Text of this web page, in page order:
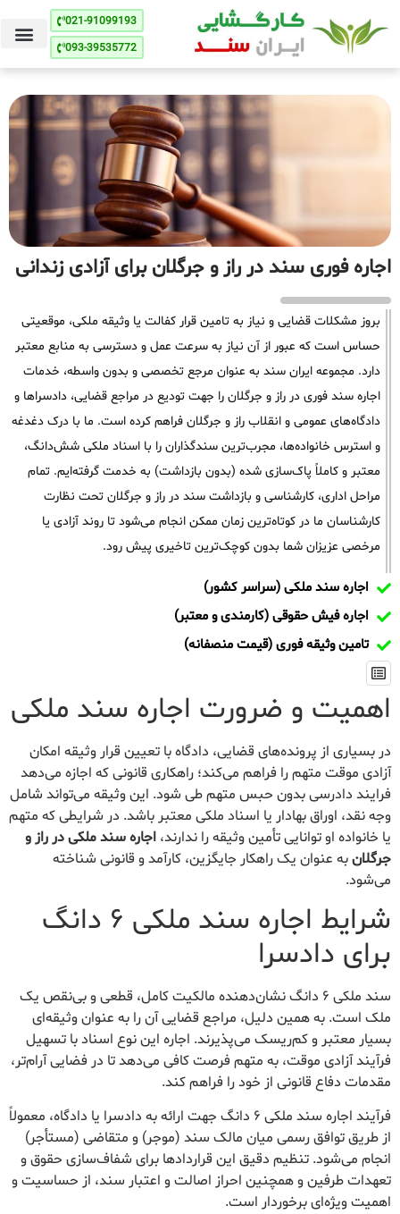
021-91099193
093-39535772
اجاره فوری سند در راز و جرگلان برای آزادی زندانی
بروز مشکلات قضایی و نیاز به تامین قرار کفالت یا وثیقه ملکی، موقعیتی
حساس است که عبور از آن نیاز به سرعت عمل و دسترسی به منابع معتبر
دارد. مجموعه ایران سند به عنوان مرجع تخصصی و بدون واسطه، خدمات
اجاره سند فوری در راز و جرگلان را جهت تودیع در مراجع قضایی، دادسراها و
دادگاه‌های عمومی و انقلاب راز و جرگلان فراهم کرده است. ما با درک دغدغه
و استرس خانواده‌ها، مجرب‌ترین سندگذاران را با اسناد ملکی شش‌دانگ،
معتبر و کاملاً پاک‌سازی شده (بدون بازداشت) به خدمت گرفته‌ایم. تمام
مراحل اداری، کارشناسی و بازداشت سند در راز و جرگلان تحت نظارت
کارشناسان ما در کوتاه‌ترین زمان ممکن انجام می‌شود تا روند آزادی یا
مرخصی عزیزان شما بدون کوچک‌ترین تاخیری پیش رود.
اجاره سند ملکی (سراسر کشور)
اجاره فیش حقوقی (کارمندی و معتبر)
تامین وثیقه فوری (قیمت منصفانه)
اهمیت و ضرورت اجاره سند ملکی
در بسیاری از پرونده‌های قضایی، دادگاه با تعیین قرار وثیقه امکان
آزادی موقت متهم را فراهم می‌کند؛ راهکاری قانونی که اجازه می‌دهد
فرایند دادرسی بدون حبس متهم طی شود. این وثیقه می‌تواند شامل
وجه نقد، اوراق بهادار یا اسناد ملکی معتبر باشد. در شرایطی که متهم
یا خانواده او توانایی تأمین وثیقه را ندارند، اجاره سند ملکی در راز و
جرگلانبه عنوان یک راهکار جایگزین، کارآمد و قانونی شناخته
می‌شود.
شرایط اجاره سند ملکی ۶ دانگ
برای دادسرا
سند ملکی ۶ دانگ نشان‌دهنده مالکیت کامل، قطعی و بی‌نقص یک
ملک است. به همین دلیل، مراجع قضایی آن را به عنوان وثیقه‌ای
بسیار معتبر و کم‌ریسک می‌پذیرند. اجاره این نوع اسناد با تسهیل
فرآیند آزادی موقت، به متهم فرصت کافی می‌دهد تا در فضایی آرام‌تر،
مقدمات دفاع قانونی از خود را فراهم کند.
فرآیند اجاره سند ملکی ۶ دانگ جهت ارائه به دادسرا یا دادگاه، معمولاً
از طریق توافق رسمی میان مالک سند (موجر) و متقاضی (مستأجر)
انجام می‌شود. تنظیم دقیق این قراردادها برای شفاف‌سازی حقوق و
تعهدات طرفین و همچنین احراز اصالت و اعتبار سند، از حساسیت و
اهمیت ویژه‌ای برخوردار است.